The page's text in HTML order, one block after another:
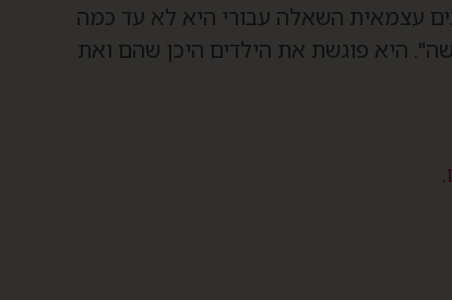
עצמאית השאלה עבורי היא לא עד כמה
היא פוגשת את הילדים היכן שהם ואת
.